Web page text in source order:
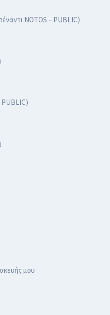
NOTOS – PUBLIC)
PUBLIC)
μου